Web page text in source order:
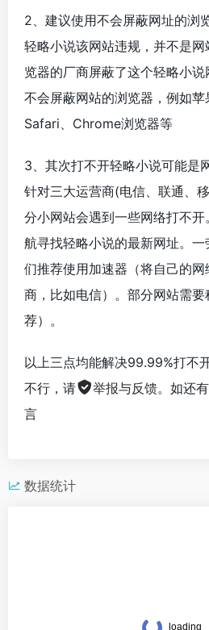
2、建议使用不会屏蔽网址的浏
轻略小说该网站违规，并不是
览器的厂商屏蔽了这个轻略小
不会屏蔽网站的浏览器，例如
Safari、Chrome浏览器等
3、其次打不开轻略小说可能是
针对三大运营商(电信、联通、
分小网站会遇到一些网络打不
航寻找轻略小说的最新网址。
们推荐使用加速器（将自己的
商，比如电信）。部分网站需
荐）。
以上三点均能解决99.99%打不
不行，请
举报与反馈。如还
言
数据统计